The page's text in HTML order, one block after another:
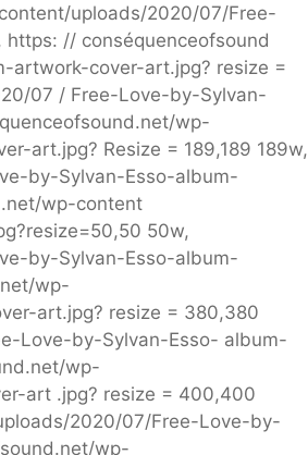
uploads/2020/07/Free-
// conséquenceofsound
artwork-cover-art.jpg? resize =
07 / Free-Love-by-Sylvan-
wp-
art.jpg? Resize = 189,189 189w,
by-Sylvan-Esso-album-
wp-content
50w,
by-Sylvan-Esso-album-
wp-
art.jpg? resize = 380,380
Love-by-Sylvan-Esso- album-
wp-
art .jpg? resize = 400,400
2020/07/Free-Love-by-
wp-